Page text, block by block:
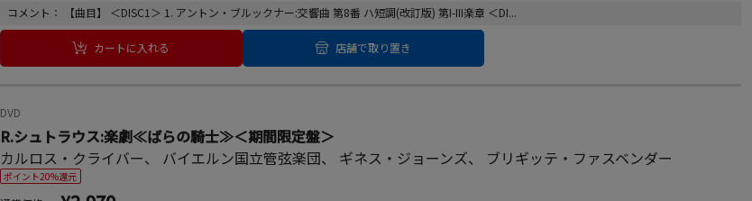
コメント： 【曲目】 ＜DISC1＞ 1. アントン・ブルックナー:交響曲 第8番 ハ短調(改訂版) 第I-III楽章 ＜DI...
カートに入れる 店舗で取り置き
DVD
R.シュトラウス:楽劇≪ばらの騎士≫＜期間限定盤＞
カルロス・クライバー、 バイエルン国立管弦楽団、 ギネス・ジョーンズ、 ブリギッテ・ファスベンダー
ポイント20%還元